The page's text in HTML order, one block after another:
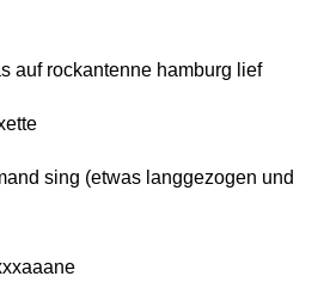
auf rockantenne hamburg lief
sing (etwas langgezogen und